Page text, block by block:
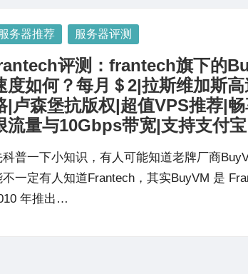
务器推荐 服务器评测
评测：frantech旗下的
度如何？每月＄2|拉斯维加斯
|卢森堡抗版权|超值VPS推荐|
流量与10Gbps带宽|支持支付宝
科普一下小知识，有人可能知道老牌厂商
不一定有人知道Frantech，其实BuyVM 是
年推出…